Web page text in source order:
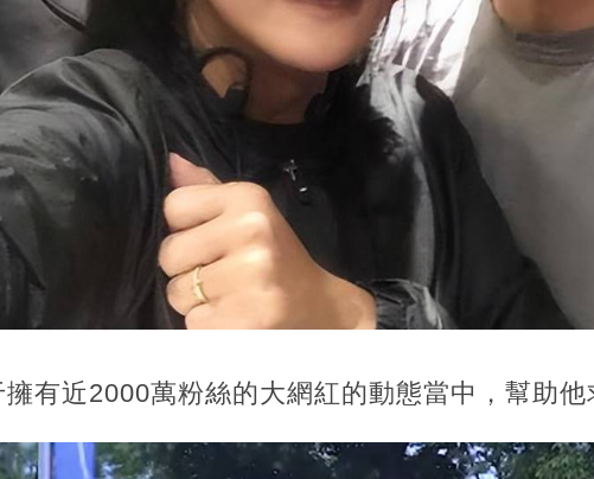
有近2000萬粉絲的大網紅的動態當中，幫助他